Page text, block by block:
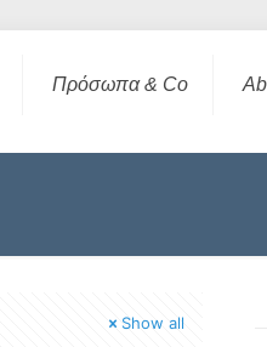
Πρόσωπα & Co
Show all